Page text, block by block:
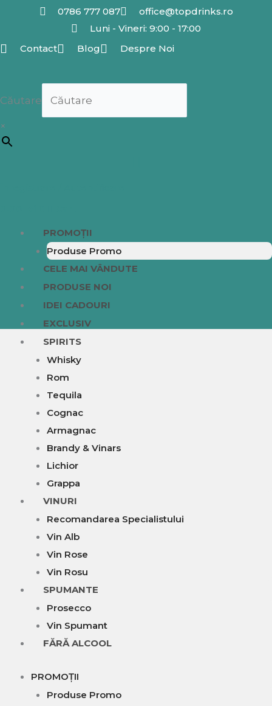
content
0786 777 087
office@topdrinks.ro
Luni - Vineri: 9:00 - 17:00
Contact
Blog Despre Noi
Căutare
×
PROMOȚII
Produse Promo
CELE MAI VÂNDUTE
PRODUSE NOI
IDEI CADOURI
EXCLUSIV
SPIRITS
Whisky
Rom
Tequila
Cognac
Armagnac
Brandy & Vinars
Lichior
Grappa
VINURI
Recomandarea Specialistului
Vin Alb
Vin Rose
Vin Rosu
SPUMANTE
Prosecco
Vin Spumant
FĂRĂ ALCOOL
PROMOȚII
Produse Promo